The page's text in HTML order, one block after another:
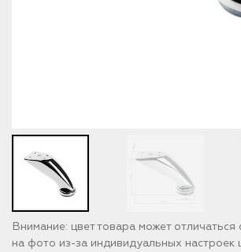
Внимание: цвет товара может
на фото из-за индивидуальных настроек